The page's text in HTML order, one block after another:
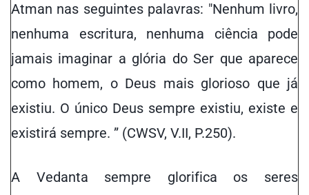
Atman nas seguintes palavras: "Nenhum livro,
nenhuma escritura, nenhuma ciência pode
jamais imaginar a glória do Ser que aparece
como homem, o Deus mais glorioso que já
existiu. O único Deus sempre existiu, existe e
existirá sempre. ” (CWSV, V.II, P.250).
A Vedanta sempre glorifica os seres